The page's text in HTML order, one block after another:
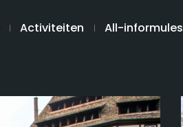
Activiteiten All-informules